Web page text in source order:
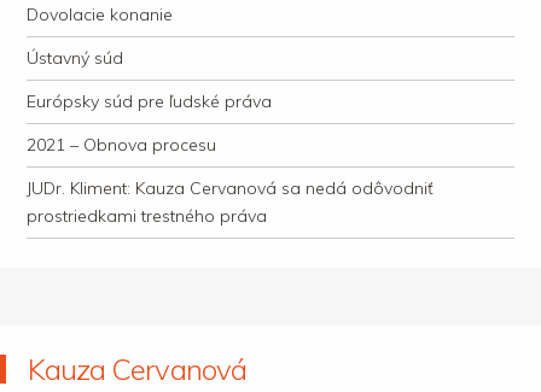
Dovolacie konanie
Ústavný súd
Európsky súd pre ľudské práva
2021 – Obnova procesu
JUDr. Kliment: Kauza Cervanová sa nedá odôvodniť
prostriedkami trestného práva
Kauza Cervanová